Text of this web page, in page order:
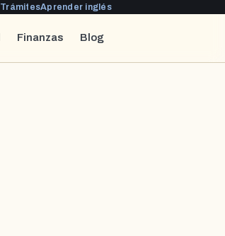
TrámitesAprender inglés
Finanzas Blog